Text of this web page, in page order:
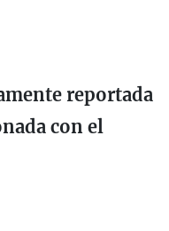
reportada
con el